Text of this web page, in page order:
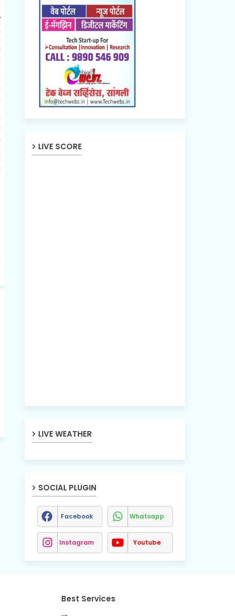
LIVE SCORE
LIVE WEATHER
SOCIAL PLUGIN
Facebook Whatsapp
Instagram Youtube
Best Services